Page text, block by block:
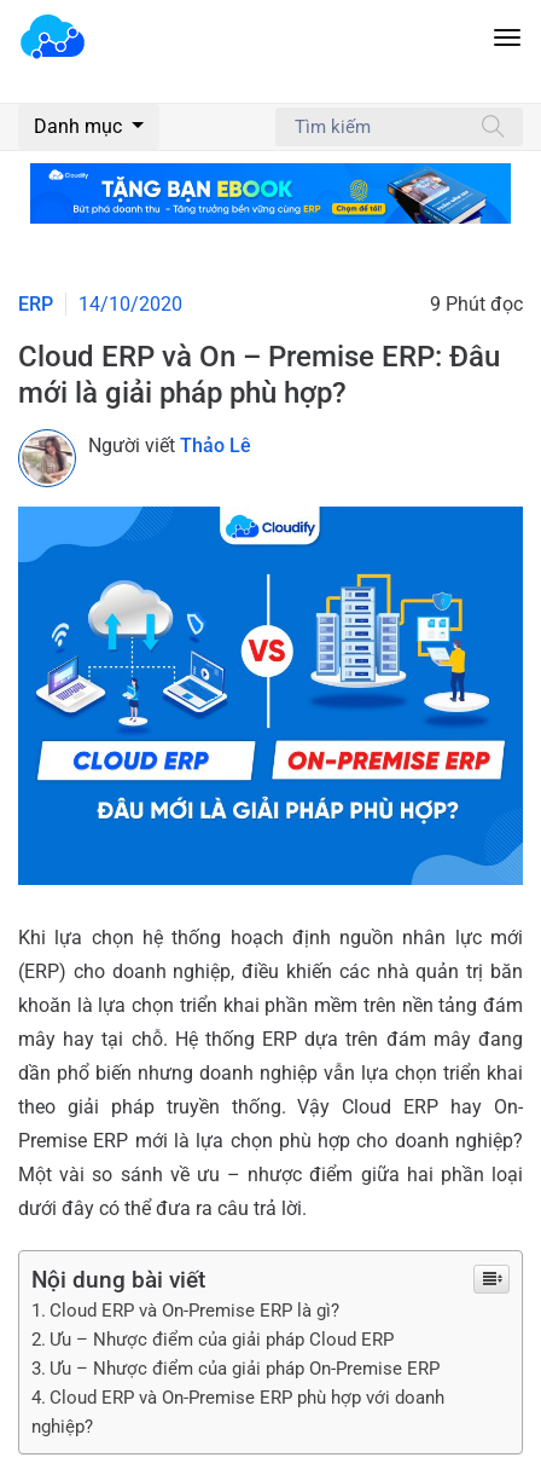
Danh mục
ERP 14/10/2020 9 Phút đọc
Cloud ERP và On – Premise ERP: Đâu
mới là giải pháp phù hợp?
Người viết Thảo Lê
Khi lựa chọn hệ thống hoạch định nguồn nhân lực mới
(ERP) cho doanh nghiệp, điều khiến các nhà quản trị băn
khoăn là lựa chọn triển khai phần mềm trên nền tảng đám
mây hay tại chỗ. Hệ thống ERP dựa trên đám mây đang
dần phổ biến nhưng doanh nghiệp vẫn lựa chọn triển khai
theo giải pháp truyền thống. Vậy Cloud ERP hay On-
Premise ERP mới là lựa chọn phù hợp cho doanh nghiệp?
Một vài so sánh về ưu – nhược điểm giữa hai phần loại
dưới đây có thể đưa ra câu trả lời.
Nội dung bài viết
Cloud ERP và On-Premise ERP là gì?
Ưu – Nhược điểm của giải pháp Cloud ERP
Ưu – Nhược điểm của giải pháp On-Premise ERP
Cloud ERP và On-Premise ERP phù hợp với doanh
nghiệp?